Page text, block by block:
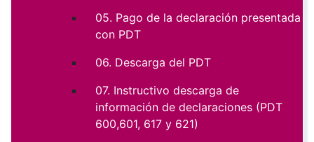
05. Pago de la declaración presentada
con PDT
06. Descarga del PDT
07. Instructivo descarga de
información de declaraciones (PDT
600,601, 617 y 621)